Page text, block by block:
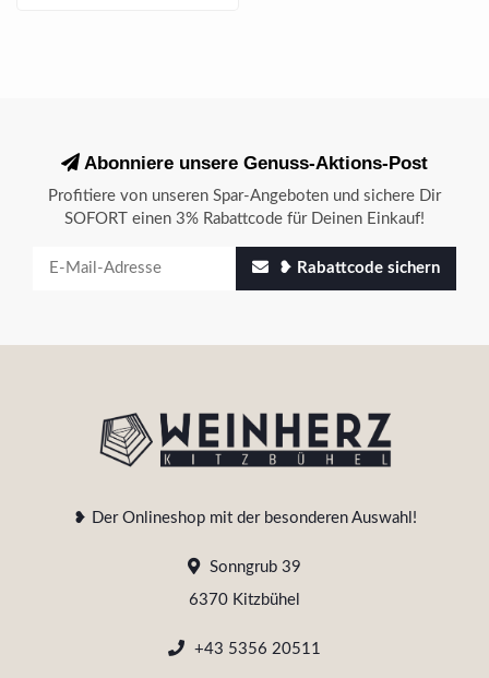
Abonniere unsere Genuss-Aktions-Post
Profitiere von unseren Spar-Angeboten und sichere Dir
SOFORT einen 3% Rabattcode für Deinen Einkauf!
❥ Rabattcode sichern
❥ Der Onlineshop mit der besonderen Auswahl!
Sonngrub 39
6370 Kitzbühel
+43 5356 20511